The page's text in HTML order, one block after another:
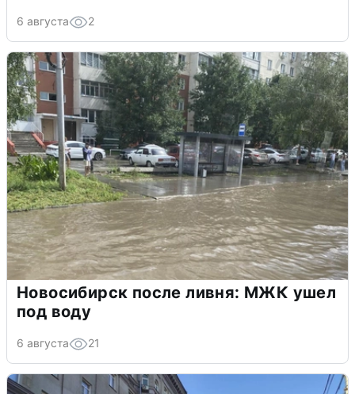
6 августа 2
Новосибирск после ливня: МЖК ушел
под воду
6 августа 21